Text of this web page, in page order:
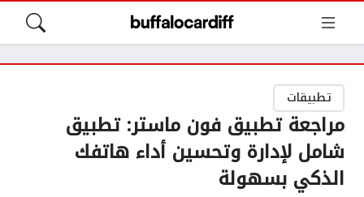
تطبيقات
مراجعة تطبيق فون ماستر: تطبيق
شامل لإدارة وتحسين أداء هاتفك
الذكي بسهولة